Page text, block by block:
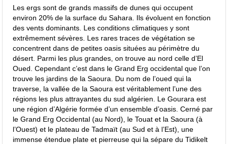
Les ergs sont de grands massifs de dunes qui occupent
environ 20% de la surface du Sahara. Ils évoluent en fonction
des vents dominants. Les conditions climatiques y sont
extrêmement sévères. Les rares traces de végétation se
concentrent dans de petites oasis situées au périmètre du
désert. Parmi les plus grandes, on trouve au nord celle d’El
Oued. Cependant c’est dans le Grand Erg occidental que l’on
trouve les jardins de la Saoura. Du nom de l’oued qui la
traverse, la vallée de la Saoura est véritablement l’une des
régions les plus attrayantes du sud algérien. Le Gourara est
une région d’Algérie formée d’un ensemble d’oasis. Cerné par
le Grand Erg Occidental (au Nord), le Touat et la Saoura (à
l’Ouest) et le plateau de Tadmaït (au Sud et à l’Est), une
immense étendue plate et pierreuse qui la sépare du Tidikelt